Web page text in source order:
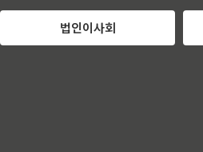
법인이사회